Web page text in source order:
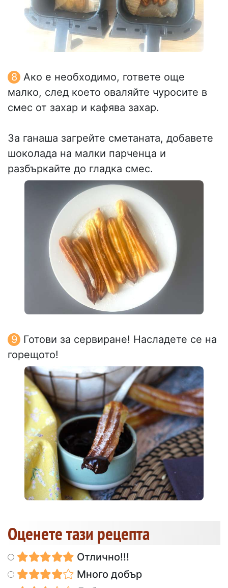
Ако е необходимо, гответе още
малко, след което оваляйте чуросите в
смес от захар и кафява захар.
За ганаша загрейте сметаната, добавете
шоколада на малки парченца и
разбъркайте до гладка смес.
Готови за сервиране! Насладете се на
горещото!
Оценете тази рецепта
Отлично!!!
Много добър